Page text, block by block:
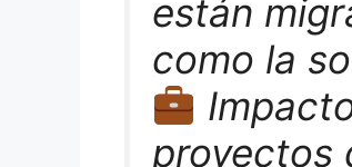
están
como la
proyectos